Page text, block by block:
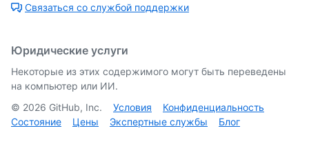
Связаться со службой поддержки
Юридические услуги
Некоторые из этих содержимого могут быть переведены
на компьютер или ИИ.
© 2026 GitHub, Inc. Условия
Конфиденциальность
Состояние
Цены Экспертные службы Блог